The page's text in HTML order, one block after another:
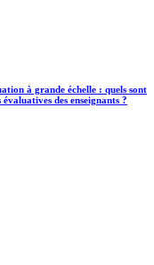
à grande échelle : quels sont
des enseignants ?